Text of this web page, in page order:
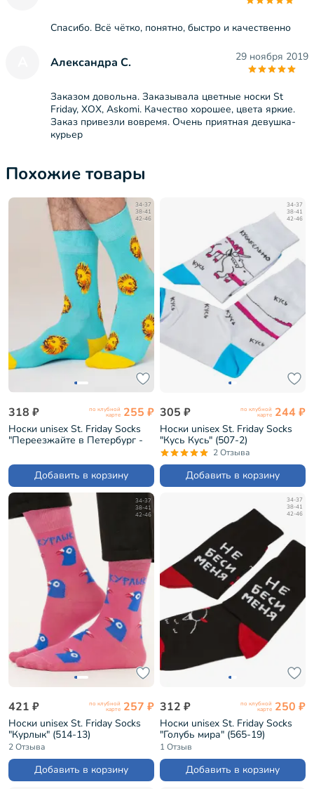
Спасибо. Всё чётко, понятно, быстро и качественно
Александра С. 29 ноября 2019
Заказом довольна. Заказывала цветные носки St
Friday, XOX, Askomi. Качество хорошее, цвета яркие.
Заказ привезли вовремя. Очень приятная девушка-
курьер
Похожие товары
34-37
38-41
42-46
318 ₽ по клубной
карте 255 ₽
Носки unisex St. Friday Socks
"Переезжайте в Петербург -
25/08/19)
Добавить в корзину
34-37
38-41
42-46
305 ₽ по клубной
карте 244 ₽
Носки unisex St. Friday Socks
"Кусь Кусь" (507-2)
2 Отзыва
Добавить в корзину
34-37
38-41
42-46
421 ₽ по клубной
карте 257 ₽
Носки unisex St. Friday Socks
"Курлык" (514-13)
2 Отзыва
Добавить в корзину
34-37
38-41
42-46
312 ₽ по клубной
карте 250 ₽
Носки unisex St. Friday Socks
"Голубь мира" (565-19)
1 Отзыв
Добавить в корзину